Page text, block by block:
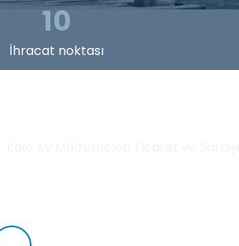
10
İhracat noktası